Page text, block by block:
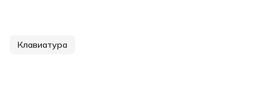
Клавиатура